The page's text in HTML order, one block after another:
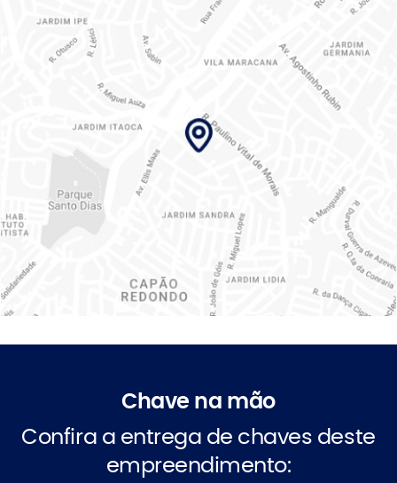
Chave na mão
Confira a entrega de chaves deste
empreendimento: